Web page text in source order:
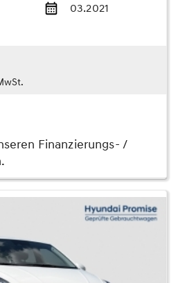
03.2021
Finanzierungs- /